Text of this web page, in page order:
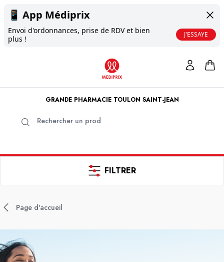
📱 App Médiprix
Envoi d'ordonnances, prise de RDV et bien
plus !
J'ESSAYE
GRANDE PHARMACIE TOULON SAINT-JEAN
FILTRER
Page d'accueil